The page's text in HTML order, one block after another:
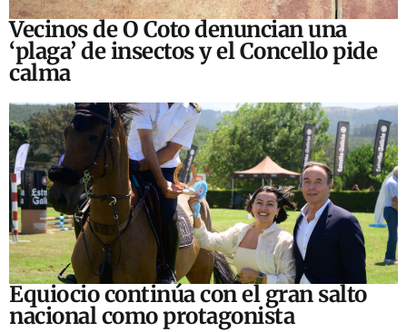
Vecinos de O Coto denuncian una
‘plaga’ de insectos y el Concello pide
calma
Equiocio continúa con el gran salto
nacional como protagonista